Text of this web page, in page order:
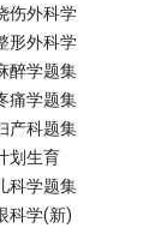
伤外科学
形外科学
醉学题集
痛学题集
产科题集
划生育
科学题集
科学(新)